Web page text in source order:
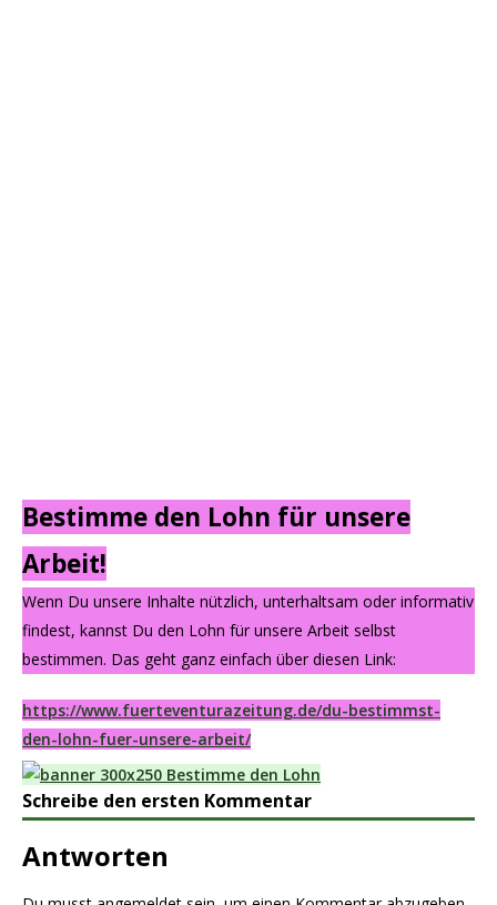
Bestimme den Lohn für unsere
Arbeit!
Wenn Du unsere Inhalte nützlich, unterhaltsam oder informativ
findest, kannst Du den Lohn für unsere Arbeit selbst
bestimmen. Das geht ganz einfach über diesen Link:
https://www.fuerteventurazeitung.de/du-bestimmst-
den-lohn-fuer-unsere-arbeit/
Schreibe den ersten Kommentar
Antworten